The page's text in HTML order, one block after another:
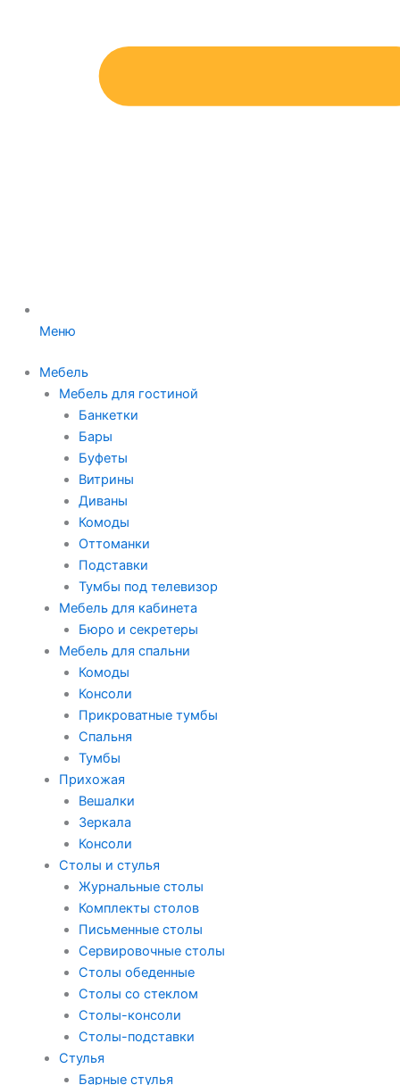
Меню
Мебель
Мебель для гостиной
Банкетки
Бары
Буфеты
Витрины
Диваны
Комоды
Оттоманки
Подставки
Тумбы под телевизор
Мебель для кабинета
Бюро и секретеры
Мебель для спальни
Комоды
Консоли
Прикроватные тумбы
Спальня
Тумбы
Прихожая
Вешалки
Зеркала
Консоли
Столы и стулья
Журнальные столы
Комплекты столов
Письменные столы
Сервировочные столы
Столы обеденные
Столы со стеклом
Столы-консоли
Столы-подставки
Стулья
Барные стулья